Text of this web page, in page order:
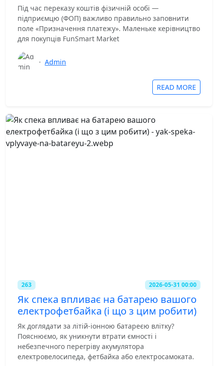
Під час переказу коштів фізичній особі —
підприємцю (ФОП) важливо правильно заповнити
поле «Призначення платежу». Маленьке керівництво
для покупців FunSmart Market
· Admin
READ MORE
263 2026-05-31 00:00
Як спека впливає на батарею вашого
електрофетбайка (і що з цим робити)
Як доглядати за літій-іонною батареєю влітку?
Пояснюємо, як уникнути втрати ємності і
небезпечного перегріву акумулятора
електровелосипеда, фетбайка або електросамоката.